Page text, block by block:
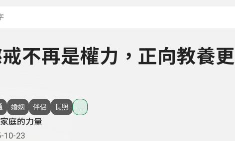
不再是權力，正向教養更
婚姻 伴侶 長照
庭的力量
10-23